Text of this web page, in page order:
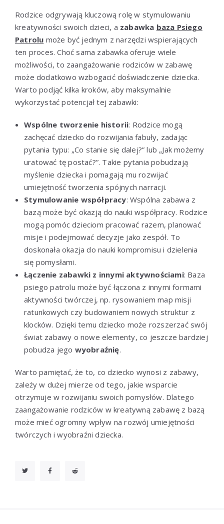
Rodzice odgrywają kluczową rolę w stymulowaniu
kreatywności swoich dzieci, a zabawka baza Psiego
Patrolu może być jednym z narzędzi wspierających
ten proces. Choć sama zabawka oferuje wiele
możliwości, to zaangażowanie rodziców w zabawę
może dodatkowo wzbogacić doświadczenie dziecka.
Warto podjąć kilka kroków, aby maksymalnie
wykorzystać potencjał tej zabawki:
Wspólne tworzenie historii: Rodzice mogą
zachęcać dziecko do rozwijania fabuły, zadając
pytania typu: „Co stanie się dalej?” lub „Jak możemy
uratować tę postać?”. Takie pytania pobudzają
myślenie dziecka i pomagają mu rozwijać
umiejętność tworzenia spójnych narracji.
Stymulowanie współpracy: Wspólna zabawa z
bazą może być okazją do nauki współpracy. Rodzice
mogą pomóc dzieciom pracować razem, planować
misje i podejmować decyzje jako zespół. To
doskonała okazja do nauki kompromisu i dzielenia
się pomysłami.
Łączenie zabawki z innymi aktywnościami: Baza
psiego patrolu może być łączona z innymi formami
aktywności twórczej, np. rysowaniem map misji
ratunkowych czy budowaniem nowych struktur z
klocków. Dzięki temu dziecko może rozszerzać swój
świat zabawy o nowe elementy, co jeszcze bardziej
pobudza jego wyobraźnię.
Warto pamiętać, że to, co dziecko wynosi z zabawy,
zależy w dużej mierze od tego, jakie wsparcie
otrzymuje w rozwijaniu swoich pomysłów. Dlatego
zaangażowanie rodziców w kreatywną zabawę z bazą
może mieć ogromny wpływ na rozwój umiejętności
twórczych i wyobraźni dziecka.